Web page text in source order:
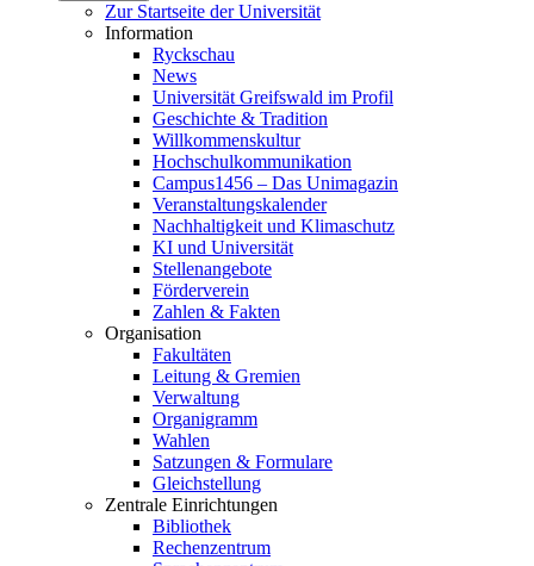
Zur Startseite der Universität
Information
Ryckschau
News
Universität Greifswald im Profil
Geschichte & Tradition
Willkommenskultur
Hochschulkommunikation
Campus1456 – Das Unimagazin
Veranstaltungskalender
Nachhaltigkeit und Klimaschutz
KI und Universität
Stellenangebote
Förderverein
Zahlen & Fakten
Organisation
Fakultäten
Leitung & Gremien
Verwaltung
Organigramm
Wahlen
Satzungen & Formulare
Gleichstellung
Zentrale Einrichtungen
Bibliothek
Rechenzentrum